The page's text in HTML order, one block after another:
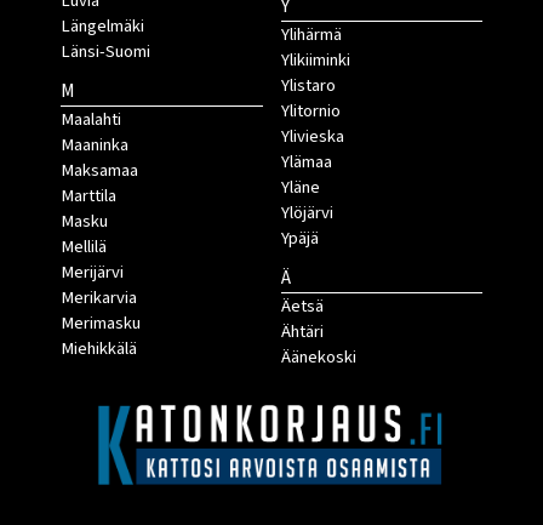
Längelmäki
Länsi-Suomi
M
Maalahti
Maaninka
Maksamaa
Marttila
Masku
Mellilä
Merijärvi
Merikarvia
Merimasku
Miehikkälä
Y
Ylihärmä
Ylikiiminki
Ylistaro
Ylitornio
Ylivieska
Ylämaa
Yläne
Ylöjärvi
Ypäjä
Ä
Äetsä
Ähtäri
Äänekoski